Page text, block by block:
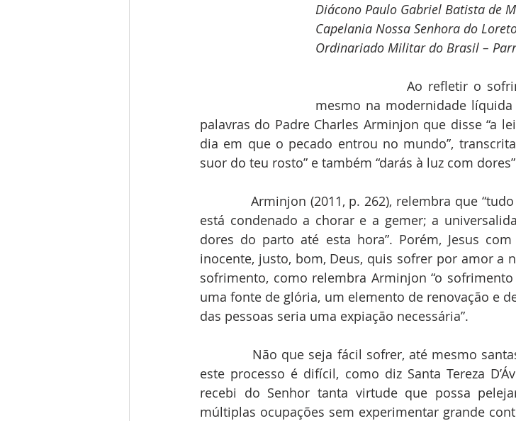
Diácono Paulo Gabriel Batista de
Capelania Nossa Senhora do
Ordinariado Militar do Brasil –
Ao refletir o
mesmo na modernidade
palavras do Padre Charles Arminjon que disse “a
dia em que o pecado entrou no mundo”,
suor do teu rosto” e também “darás à luz com
Arminjon (2011, p. 262), relembra que “tudo
está condenado a chorar e a gemer; a
dores do parto até esta hora”. Porém, Jesus
inocente, justo, bom, Deus, quis sofrer por amor a
sofrimento, como relembra Arminjon “o
uma fonte de glória, um elemento de renovação e
das pessoas seria uma expiação necessária”.
Não que seja fácil sofrer, até mesmo santas
este processo é difícil, como diz Santa Tereza
recebi do Senhor tanta virtude que possa
múltiplas ocupações sem experimentar grande